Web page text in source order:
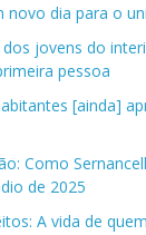
novo dia para o
jovens do
pessoa
[ainda]
Como
de 2025
A vida de